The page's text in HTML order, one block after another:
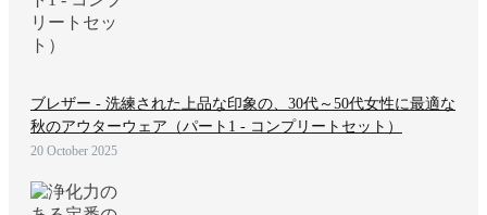
ブレザー - 洗練された上品な印象の、30代～50代女性に最適な
秋のアウターウェア（パート1 - コンプリートセット）
20 October 2025